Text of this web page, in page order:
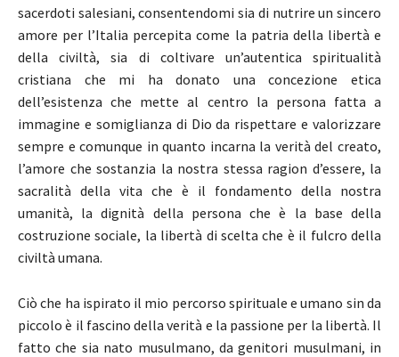
sacerdoti salesiani, consentendomi sia di nutrire un sincero
amore per l’Italia percepita come la patria della libertà e
della civiltà, sia di coltivare un’autentica spiritualità
cristiana che mi ha donato una concezione etica
dell’esistenza che mette al centro la persona fatta a
immagine e somiglianza di Dio da rispettare e valorizzare
sempre e comunque in quanto incarna la verità del creato,
l’amore che sostanzia la nostra stessa ragion d’essere, la
sacralità della vita che è il fondamento della nostra
umanità, la dignità della persona che è la base della
costruzione sociale, la libertà di scelta che è il fulcro della
civiltà umana.
Ciò che ha ispirato il mio percorso spirituale e umano sin da
piccolo è il fascino della verità e la passione per la libertà. Il
fatto che sia nato musulmano, da genitori musulmani, in